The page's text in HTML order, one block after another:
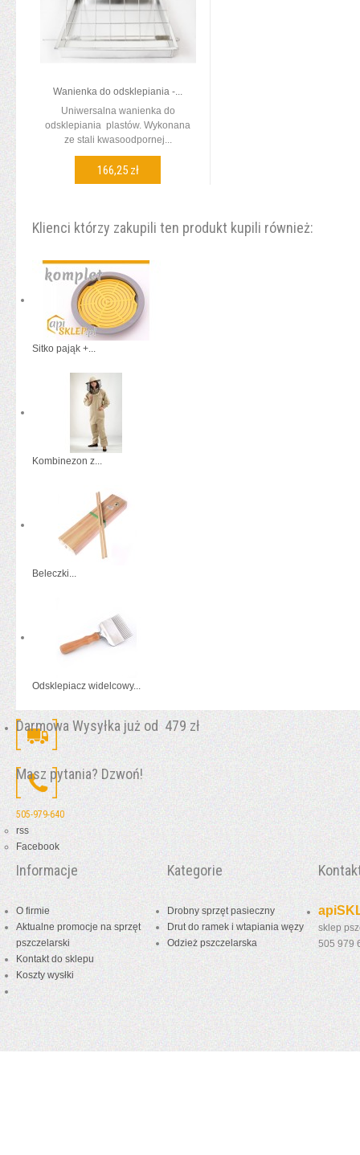
Wanienka do odsklepiania -...
Uniwersalna wanienka do
odsklepiania plastów. Wykonana
ze stali kwasoodpornej...
166,25 zł
Klienci którzy zakupili ten produkt kupili również:
Sitko pająk +...
Kombinezon z...
Beleczki...
Odsklepiacz widelcowy...
Darmowa Wysyłka już od 479 zł
Masz pytania? Dzwoń!
505-979-640
rss
Facebook
Informacje
O firmie
Aktualne promocje na sprzęt
pszczelarski
Kontakt do sklepu
Koszty wysłki
Kategorie
Drobny sprzęt pasieczny
Drut do ramek i wtapiania węzy
Odzież pszczelarska
sklep
505 979